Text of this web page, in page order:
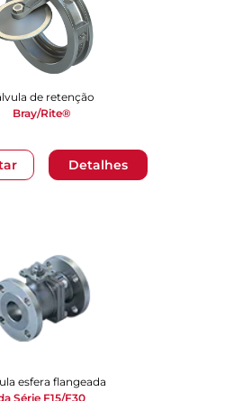
Detalhes
de retenção
Bray/Rite®
esfera flangeada
Série F15/F30